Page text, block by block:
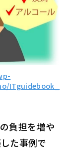
ITguidebook_
負担を増や
た事例で